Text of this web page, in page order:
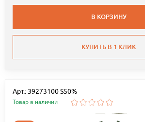
В КОРЗИНУ
КУПИТЬ В 1 КЛИК
Арт.: 39273100 S50%
Товар в наличии